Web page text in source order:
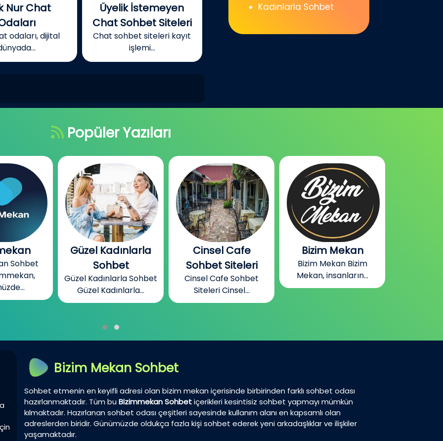
Nur Chat
odaları, dijital
Üyelik İstemeyen
Chat Sohbet Siteleri
Chat sohbet siteleri kayıt
işlemi...
Kadınlarla Sohbet
Popüler Yazıları
Sohbet
Cinsel Cafe
Sohbet Siteleri
Cinsel Cafe Sohbet
Siteleri Cinsel...
Bizim Mekan
Bizim Mekan Bizim
Mekan, insanların...
Gabile Bizim
Mekan Odaları
Gabile Bizim Mekan
Odaları Gabile...
Bizim Mekan Sohbet
Sohbet etmenin en keyifli adresi olan bizim mekan içerisinde birbirinden farklı sohbet odası
hazırlanmaktadır. Tüm buBizimmekan Sohbetiçerikleri kesintisiz sohbet yapmayı mümkün
kılmaktadır. Hazırlanan sohbet odası çeşitleri sayesinde kullanım alanı en kapsamlı olan
adreslerden biridir. Günümüzde oldukça fazla kişi sohbet ederek yeni arkadaşlıklar ve ilişkiler
yaşamaktadır.